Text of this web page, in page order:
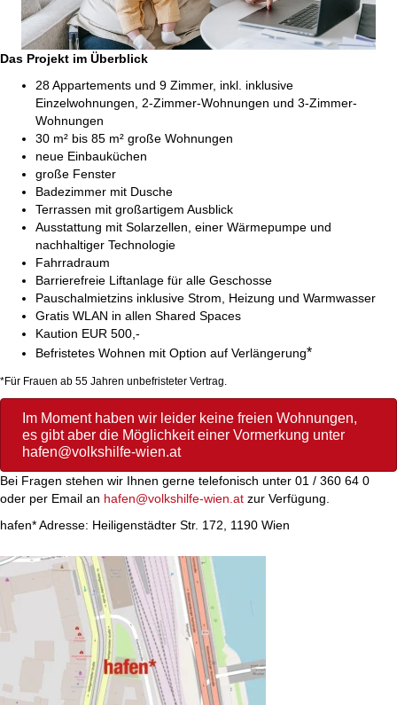
Das Projekt im Überblick
28 Appartements und 9 Zimmer, inkl. inklusive
Einzelwohnungen, 2‑Zimmer-Wohnungen und 3‑Zimmer-
Wohnungen
30 m² bis 85 m² große Wohnungen
neue Einbauküchen
große Fenster
Badezimmer mit Dusche
Terrassen mit großartigem Ausblick
Ausstattung mit Solarzellen, einer Wärmepumpe und
nachhaltiger Technologie
Fahrradraum
Barrierefreie Liftanlage für alle Geschosse
Pauschalmietzins inklusive Strom, Heizung und Warmwasser
Gratis WLAN in allen Shared Spaces
Kaution EUR 500,-
Befristetes Wohnen mit Option auf Verlängerung*
*Für Frauen ab 55 Jahren unbefristeter Vertrag.
Im Moment haben wir leider keine freien Wohnungen,
es gibt aber die Möglichkeit einer Vormerkung unter
hafen@volkshilfe-wien.at
Bei Fragen stehen wir Ihnen gerne telefonisch unter 01 / 360 64 0
oder per Email an hafen@volkshilfe-wien.at zur Verfügung.
hafen* Adresse: Heiligenstädter Str. 172, 1190 Wien